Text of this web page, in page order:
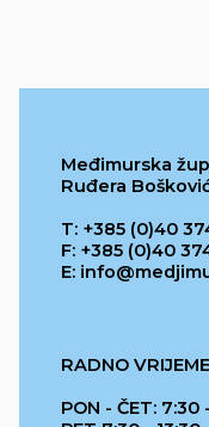
Međimurska
Ruđera
T: +385 (0)40
F: +385 (0)40
E:
RADNO
PON - ČET: 7:30